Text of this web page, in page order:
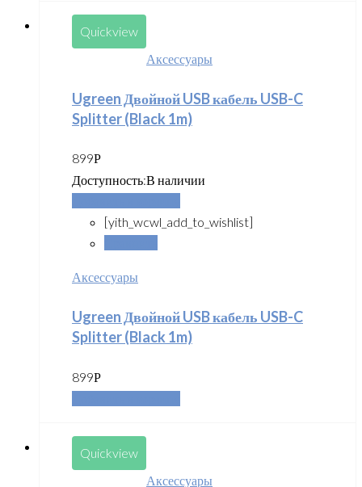
Quickview
Аксессуары
Ugreen Двойной USB кабель USB-C
Splitter (Black 1m)
899Р
Доступность:В наличии
[yith_wcwl_add_to_wishlist]
Аксессуары
Ugreen Двойной USB кабель USB-C
Splitter (Black 1m)
899Р
Quickview
Аксессуары